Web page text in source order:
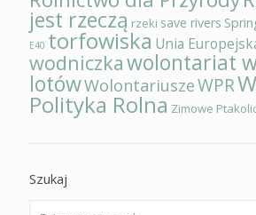
jest rzeczą rzeki save rivers
E40 torfowiska Unia
wodniczkawolontariat
lotówWolontariuszeWPR
Polityka Rolna Zimowe
Szukaj